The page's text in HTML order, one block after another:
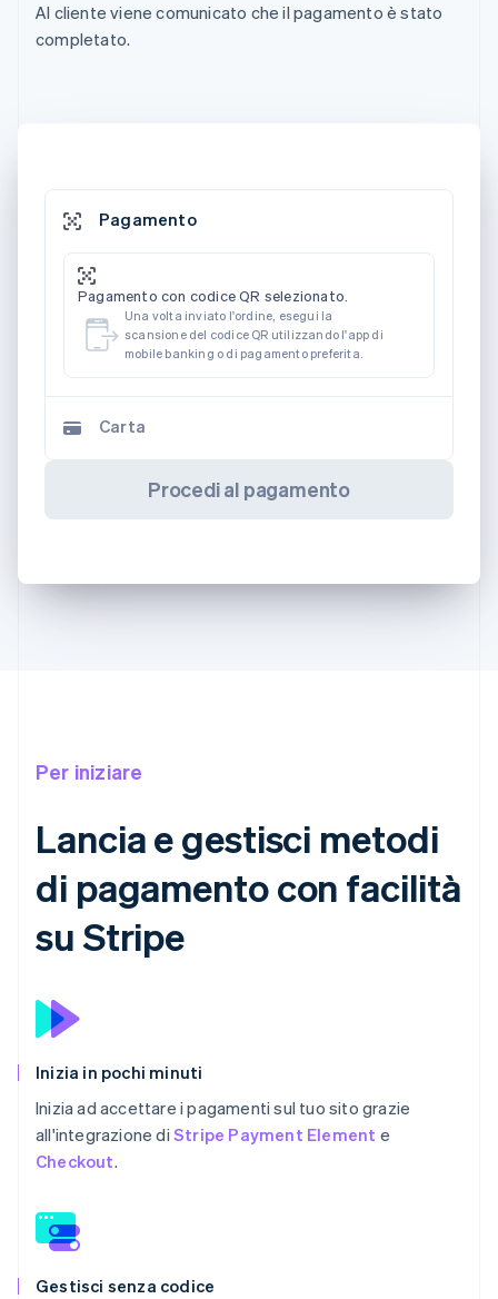
Al cliente viene comunicato che il pagamento è stato
completato.
Pagamento
Pagamento con codice QR selezionato.
Una volta inviato l'ordine, esegui la
scansione del codice QR utilizzando l'app di
mobile banking o di pagamento preferita.
Carta
Procedi al pagamento
Per iniziare
Lancia e gestisci metodi
di pagamento con facilità
su Stripe
Inizia in pochi minuti
Inizia ad accettare i pagamenti sul tuo sito grazie
all'integrazione di Stripe Payment Element e
Checkout.
Gestisci senza codice